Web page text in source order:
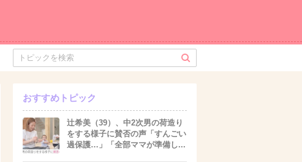
おすすめトピック
辻希美（39）、中2次男の荷造り
をする様子に賛否の声「すんごい
過保護…」「全部ママが準備し...